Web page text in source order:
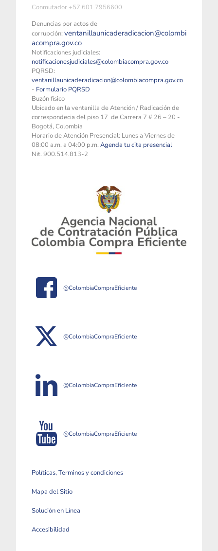
Conmutador +57 601 7956600
Denuncias por actos de
corrupción: ventanillaunicaderadicacion@colombi
acompra.gov.co
Notificaciones judiciales:
notificacionesjudiciales@colombiacompra.gov.co
PQRSD:
ventanillaunicaderadicacion@colombiacompra.gov.co
- Formulario PQRSD
Buzón físico
Ubicado en la ventanilla de Atención / Radicación de
correspondecia del piso 17 de Carrera 7 # 26 – 20 -
Bogotá, Colombia
Horario de Atención Presencial: Lunes a Viernes de
08:00 a.m. a 04:00 p.m. Agenda tu cita presencial
Nit. 900.514.813-2
@ColombiaCompraEficiente
@ColombiaCompraEficiente
@ColombiaCompraEficiente
@ColombiaCompraEficiente
Políticas, Terminos y condiciones
Mapa del Sitio
Solución en Línea
Accesibilidad